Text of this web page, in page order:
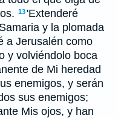
13 'Extenderé
y la plomada
a Jerusalén como
y volviéndolo boca
de Mi heredad
enemigos, y serán
sus enemigos;
Mis ojos, y han